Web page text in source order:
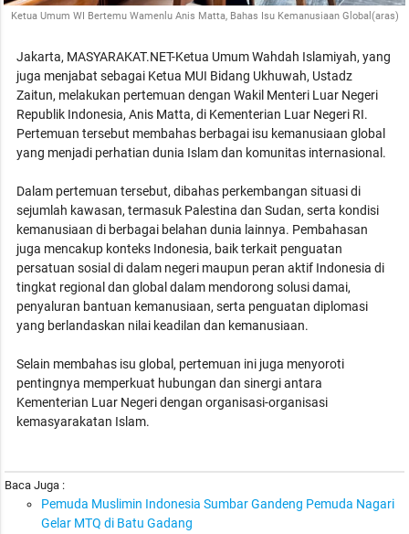
Ketua Umum WI Bertemu Wamenlu Anis Matta, Bahas Isu Kemanusiaan Global(aras)
Jakarta, MASYARAKAT.NET-Ketua Umum Wahdah Islamiyah, yang
juga menjabat sebagai Ketua MUI Bidang Ukhuwah, Ustadz
Zaitun, melakukan pertemuan dengan Wakil Menteri Luar Negeri
Republik Indonesia, Anis Matta, di Kementerian Luar Negeri RI.
Pertemuan tersebut membahas berbagai isu kemanusiaan global
yang menjadi perhatian dunia Islam dan komunitas internasional.
Dalam pertemuan tersebut, dibahas perkembangan situasi di
sejumlah kawasan, termasuk Palestina dan Sudan, serta kondisi
kemanusiaan di berbagai belahan dunia lainnya. Pembahasan
juga mencakup konteks Indonesia, baik terkait penguatan
persatuan sosial di dalam negeri maupun peran aktif Indonesia di
tingkat regional dan global dalam mendorong solusi damai,
penyaluran bantuan kemanusiaan, serta penguatan diplomasi
yang berlandaskan nilai keadilan dan kemanusiaan.
Selain membahas isu global, pertemuan ini juga menyoroti
pentingnya memperkuat hubungan dan sinergi antara
Kementerian Luar Negeri dengan organisasi-organisasi
kemasyarakatan Islam.
Baca Juga :
Pemuda Muslimin Indonesia Sumbar Gandeng Pemuda Nagari
Gelar MTQ di Batu Gadang